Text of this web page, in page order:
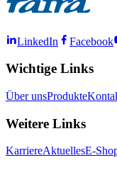
LinkedIn Facebook
Wichtige Links
Über unsProdukte
Weitere Links
KarriereAktuellesE-